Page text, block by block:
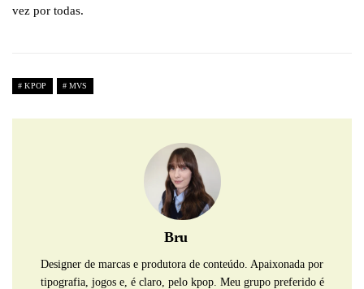
vez por todas.
KPOP MVS
Bru
Designer de marcas e produtora de conteúdo. Apaixonada por
tipografia, jogos e, é claro, pelo kpop. Meu grupo preferido é